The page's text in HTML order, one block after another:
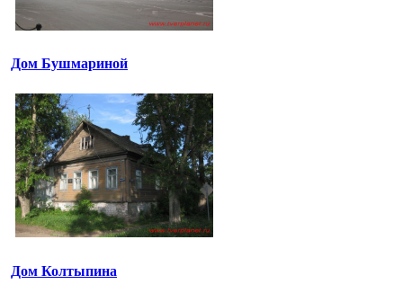
Дом Бушмариной
Дом Колтыпина